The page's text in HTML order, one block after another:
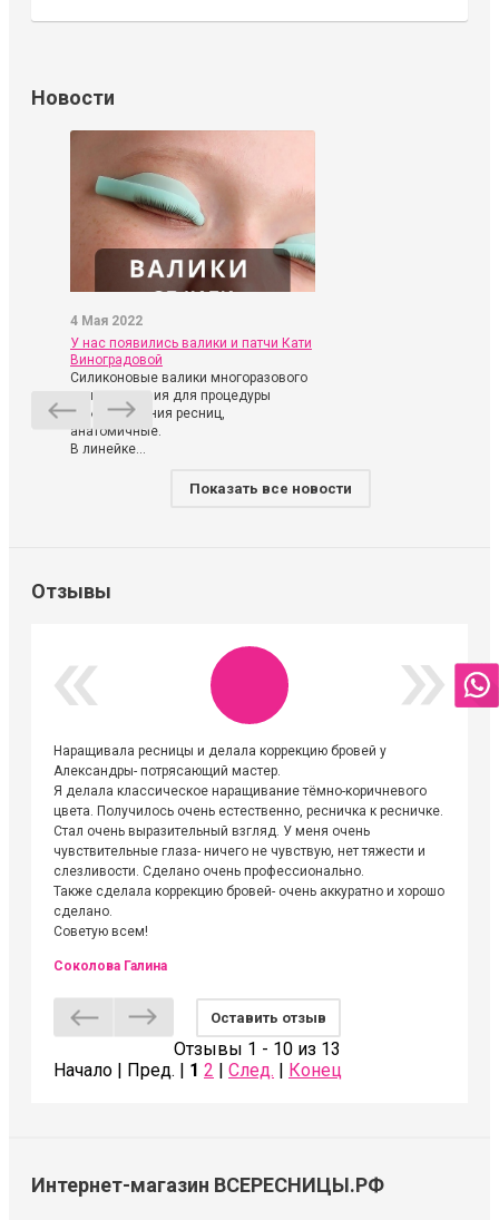
Новости
4 Мая 2022
У нас появились валики и патчи Кати
Виноградовой
Силиконовые валики многоразового
использования для процедуры
ламинирования ресниц,
анатомичные.
В линейке...
Показать все новости
Отзывы
Наращивала ресницы и делала коррекцию бровей у
Александры- потрясающий мастер.
Я делала классическое наращивание тёмно-коричневого
цвета. Получилось очень естественно, ресничка к ресничке.
Стал очень выразительный взгляд. У меня очень
чувствительные глаза- ничего не чувствую, нет тяжести и
слезливости. Сделано очень профессионально.
Также сделала коррекцию бровей- очень аккуратно и хорошо
сделано.
Советую всем!
Соколова Галина
Оставить отзыв
Отзывы 1 - 10 из 13
Начало | Пред. | 1 2 След. Конец
Интернет-магазин ВСЕРЕСНИЦЫ.РФ